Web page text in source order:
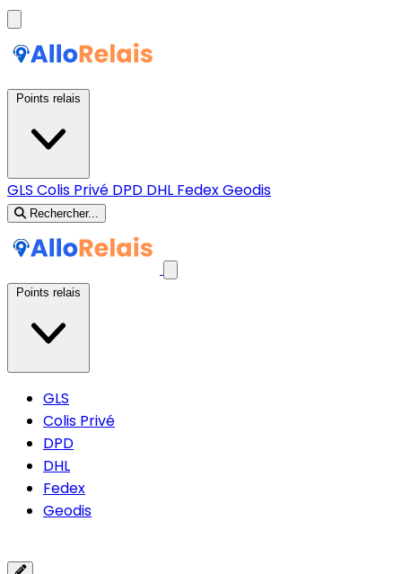
GLS Colis Privé DPD DHL FedexGeodis
Rechercher...
GLS
Colis Privé
DPD
DHL
Fedex
Geodis